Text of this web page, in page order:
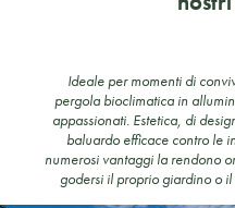
Ideale per momenti di
pergola bioclimatica in
appassionati. Estetica, di
baluardo efficace contro le
numerosi vantaggi la rendono
godersi il proprio giardino o